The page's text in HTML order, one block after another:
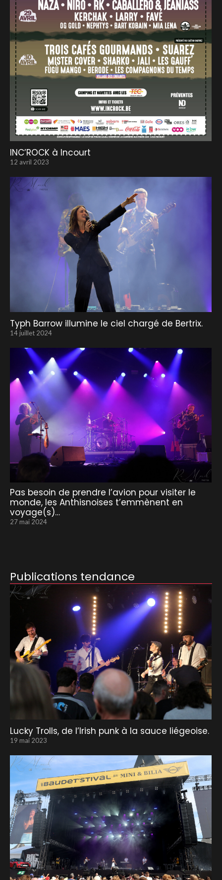
INC’ROCK à Incourt
12 avril 2023
Typh Barrow illumine le ciel chargé de Bertrix.
14 juillet 2024
Pas besoin de prendre l’avion pour visiter le
monde, les Anthisnoises t’emmènent en
voyage(s)…
27 mai 2024
Publications tendance
Lucky Trolls, de l’Irish punk à la sauce liégeoise.
19 mai 2023